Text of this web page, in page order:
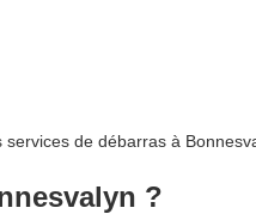
de débarras à
?